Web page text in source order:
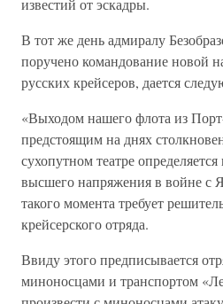
известий от эскадры.
В тот же день адмиралу
поручено командование новой
русских крейсеров, дается
«Выходом нашего флота из
предстоящим на днях
сухопутном театре
высшего напряжения в войне с
такого момента требует
крейсерского отряда.
Ввиду этого предписывается
миноносцами и транспортом